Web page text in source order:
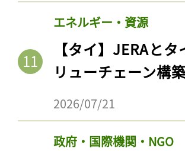
エネルギー・資源
【タイ】JERAと
リューチェーン構
2026/07/21
政府・国際機関・NGO